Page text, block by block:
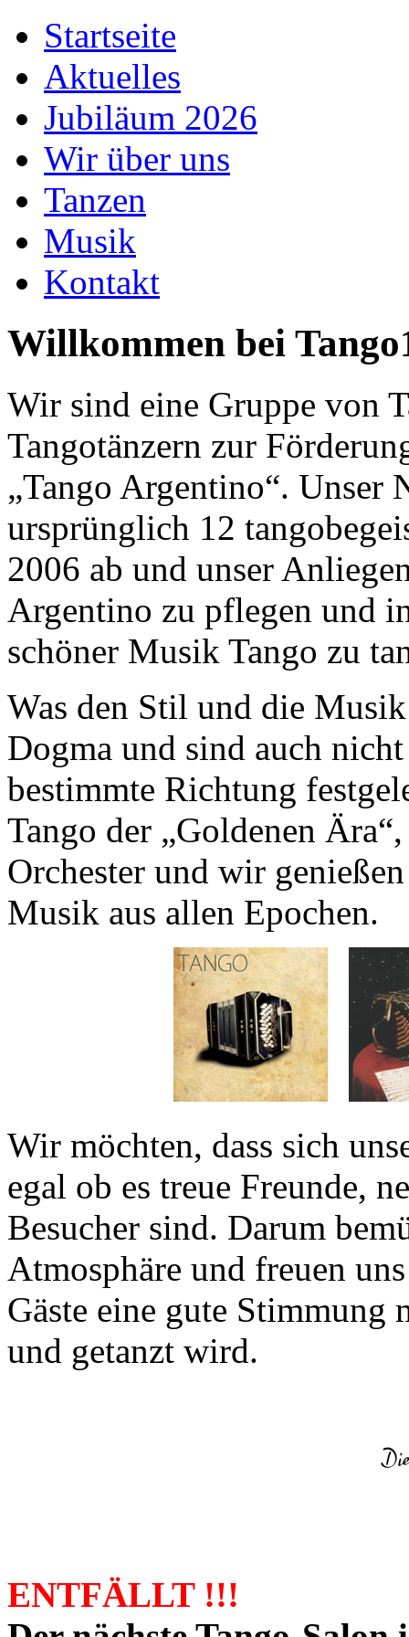
Startseite
Aktuelles
Jubiläum 2026
Wir über uns
Tanzen
Musik
Kontakt
Willkommen bei
Wir sind eine Gruppe von
Tangotänzern zur
„Tango Argentino“. Unser
ursprünglich 12
2006 ab und unser
Argentino zu pflegen und
schöner Musik Tango zu
Was den Stil und die
Dogma und sind auch
bestimmte Richtung
Tango der „Goldenen
Orchester und wir
Musik aus allen Epochen.
Wir möchten, dass sich
egal ob es treue Freunde,
Besucher sind. Darum
Atmosphäre und freuen
Gäste eine gute
und getanzt wird.
ENTFÄLLT !!!